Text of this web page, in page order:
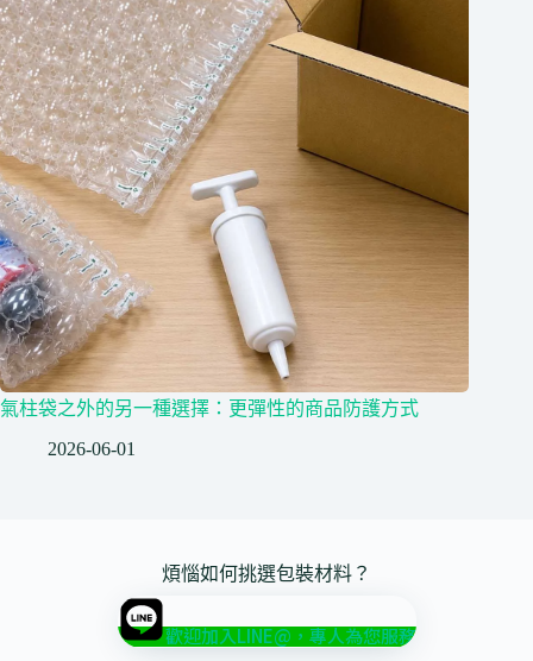
氣柱袋之外的另一種選擇：更彈性的商品防護方式
2026-06-01
煩惱如何挑選包裝材料？
歡迎加入LINE@，專人為您服務